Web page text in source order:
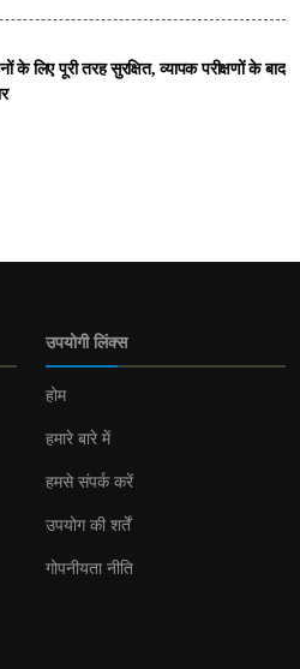
के लिए पूरी तरह सुरक्षित, व्यापक परीक्षणों के बाद
उपयोगी लिंक्स
होम
हमारे बारे में
हमसे संपर्क करें
उपयोग की शर्तें
गोपनीयता नीति